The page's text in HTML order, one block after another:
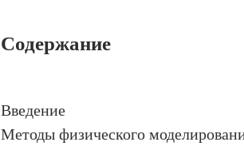
Содержание
Введение
Методы физического